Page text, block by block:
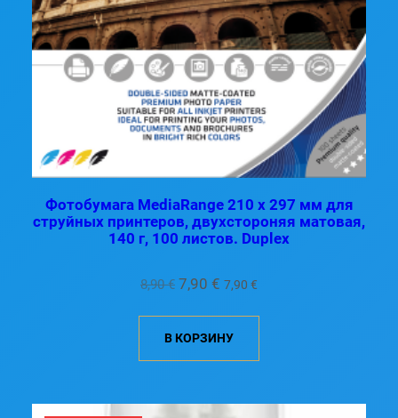
Фотобумага MediaRange 210 x 297 мм для
струйных принтеров, двухстороняя матовая,
140 г, 100 листов. Duplex
8,90€ Первоначальная
составляла
8,90 €.
7,90 € Текущая
7,90 €.
7,90 €
В КОРЗИНУ